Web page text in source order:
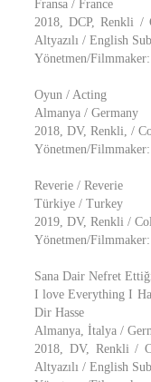
Fransa / France
2018, DCP, Renkli /
Altyazılı / English
Yönetmen/
Oyun / Acting
Almanya / Germany
2018, DV, Renkli, /
Yönetmen/
Reverie / Reverie
Türkiye / Turkey
2019, DV, Renkli /
Yönetmen/
Sana Dair Nefret
I love Everything I
Dir Hasse
Almanya, İtalya /
2018, DV, Renkli /
Altyazılı / English